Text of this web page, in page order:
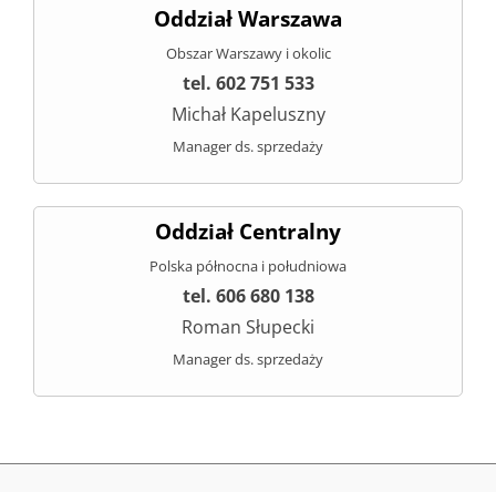
Oddział Warszawa
Obszar Warszawy i okolic
tel. 602 751 533
Michał Kapeluszny
Manager ds. sprzedaży
Oddział Centralny
Polska północna i południowa
tel. 606 680 138
Roman Słupecki
Manager ds. sprzedaży